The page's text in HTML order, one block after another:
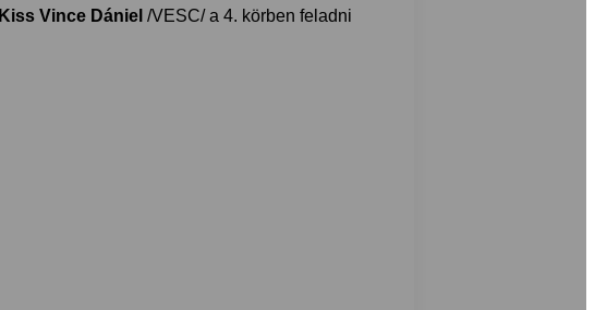
Kiss Vince Dániel /VESC/ a 4. körben feladni